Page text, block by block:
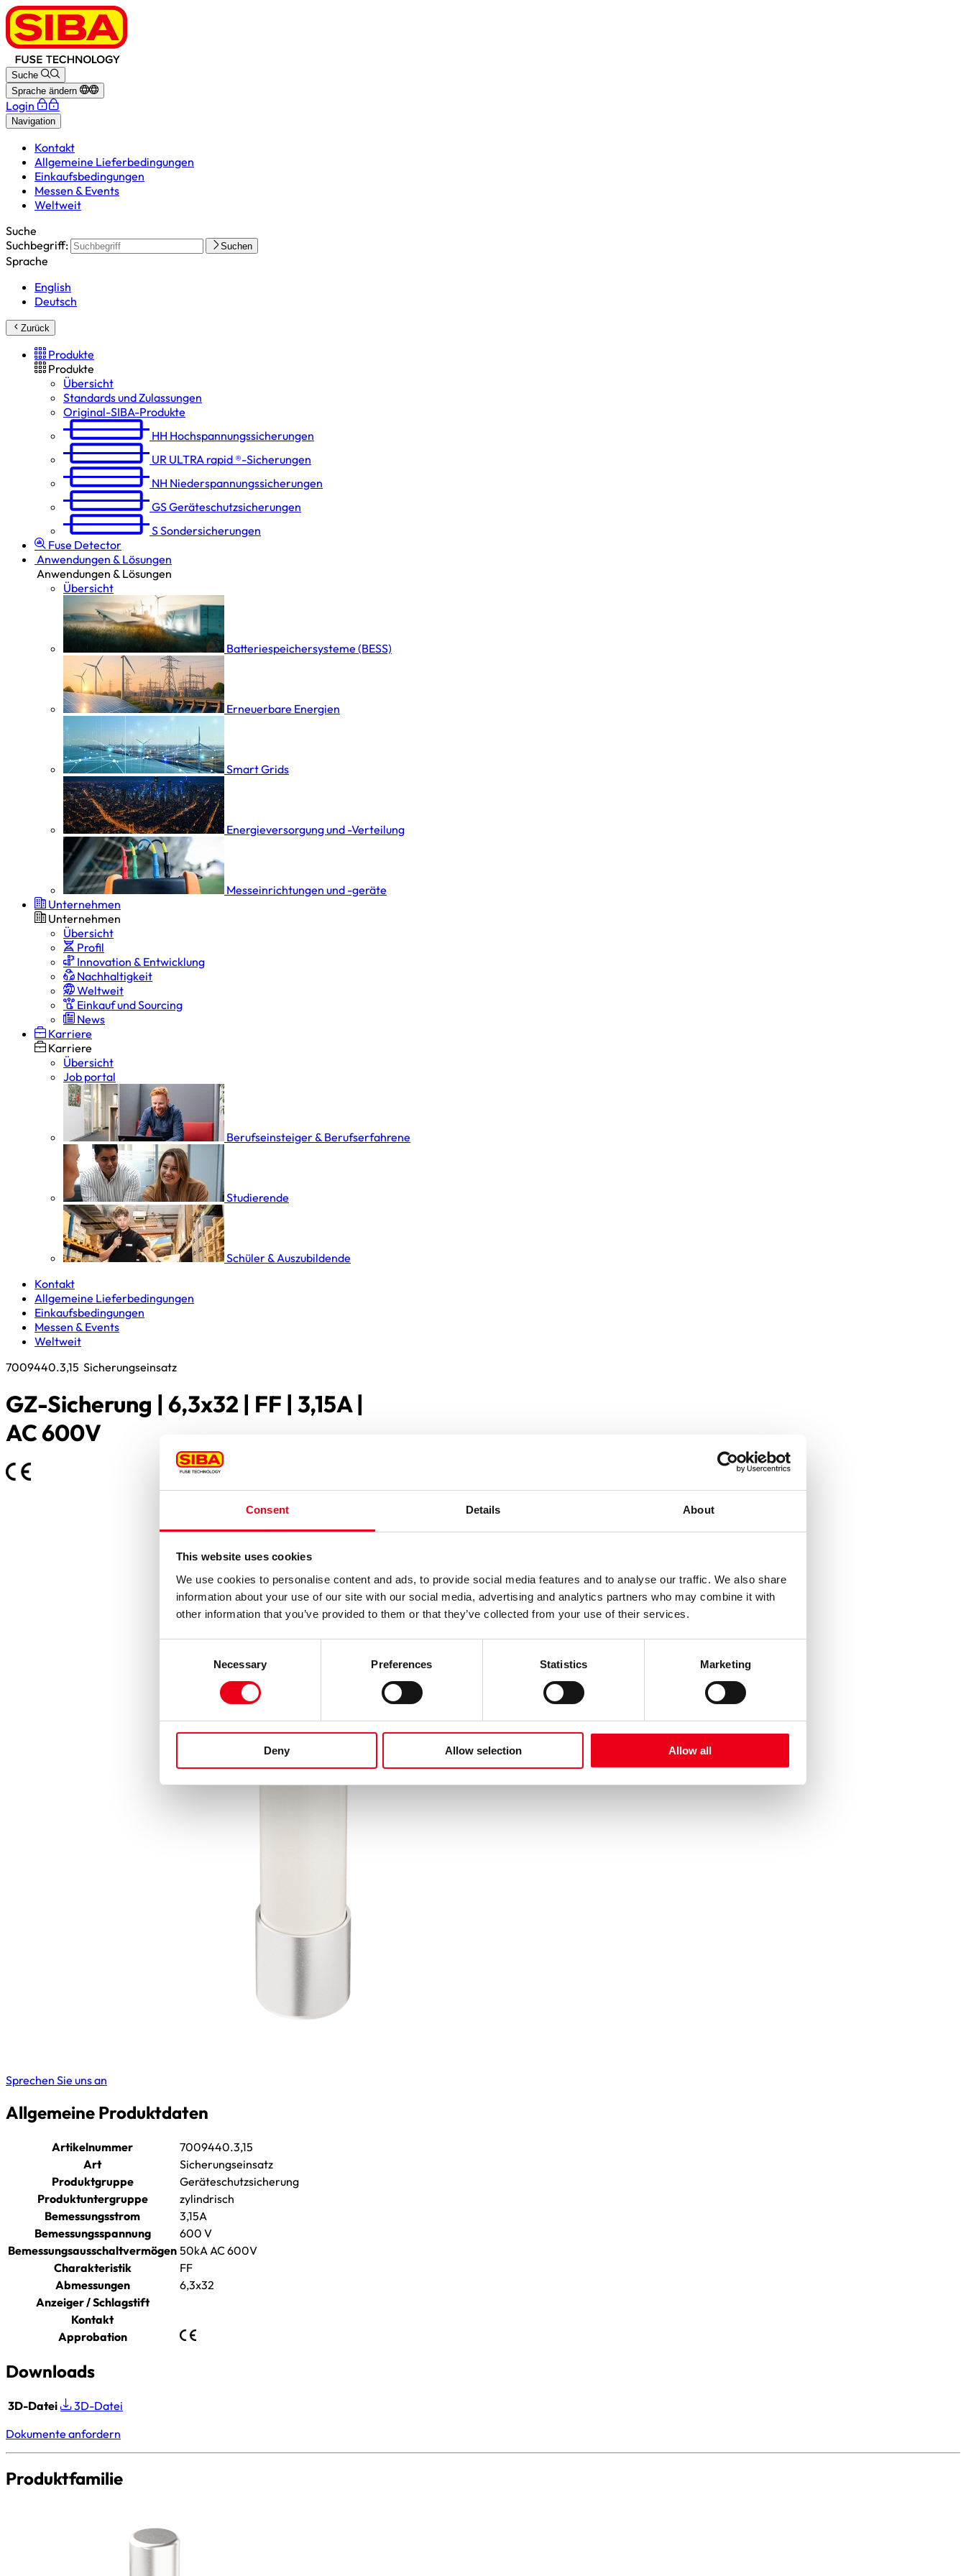
Consent Details About
This website uses cookies
We use cookies to personalise content and ads, to provide social media features and to analyse our traffic. We also share
information about your use of our site with our social media, advertising and analytics partners who may combine it with
other information that you’ve provided to them or that they’ve collected from your use of their services.
Necessary Preferences Statistics Marketing
Deny Allow selection Allow all
Suche
Sprache ändern
Login
Navigation
Kontakt
Allgemeine Lieferbedingungen
Einkaufsbedingungen
Messen & Events
Weltweit
Suche
Suchbegriff:
Suchen
Sprache
English
Deutsch
Zurück
Produkte
Produkte
Übersicht
Standards und Zulassungen
Original-SIBA-Produkte
HH Hochspannungs­sicherungen
UR ULTRA rapid ®-Sicherungen
NH Niederspannungs­sicherungen
GSGeräteschutz­sicherungen
SSondersicherungen
Fuse Detector
Anwendungen & Lösungen
Anwendungen & Lösungen
Übersicht
Batterie­speicher­systeme (BESS)
Erneuerbare Energien
Smart Grids
Energieversorgung und -Verteilung
Messeinrichtungen und -geräte
Unternehmen
Unternehmen
Übersicht
Profil
Innovation & Entwicklung
Nachhaltigkeit
Weltweit
Einkauf und Sourcing
News
Karriere
Karriere
Übersicht
Job portal
Berufseinsteiger & Berufserfahrene
Studierende
Schüler & Auszubildende
Kontakt
Allgemeine Lieferbedingungen
Einkaufsbedingungen
Messen & Events
Weltweit
7009440.3,15 Sicherungseinsatz
GZ-Sicherung | 6,3x32 | FF | 3,15A |
AC 600V
Sprechen Sie uns an
Allgemeine Produktdaten
Artikelnummer
7009440.3,15
Art
Sicherungseinsatz
Produktgruppe
Geräteschutzsicherung
Produktuntergruppe
zylindrisch
Bemessungsstrom
3,15A
Bemessungsspannung
600 V
Bemessungsausschaltvermögen 50kA AC 600V
Charakteristik
FF
Abmessungen
6,3x32
Anzeiger / Schlagstift
Kontakt
Approbation
Downloads
3D-Datei
3D-Datei
Dokumente anfordern
Produktfamilie